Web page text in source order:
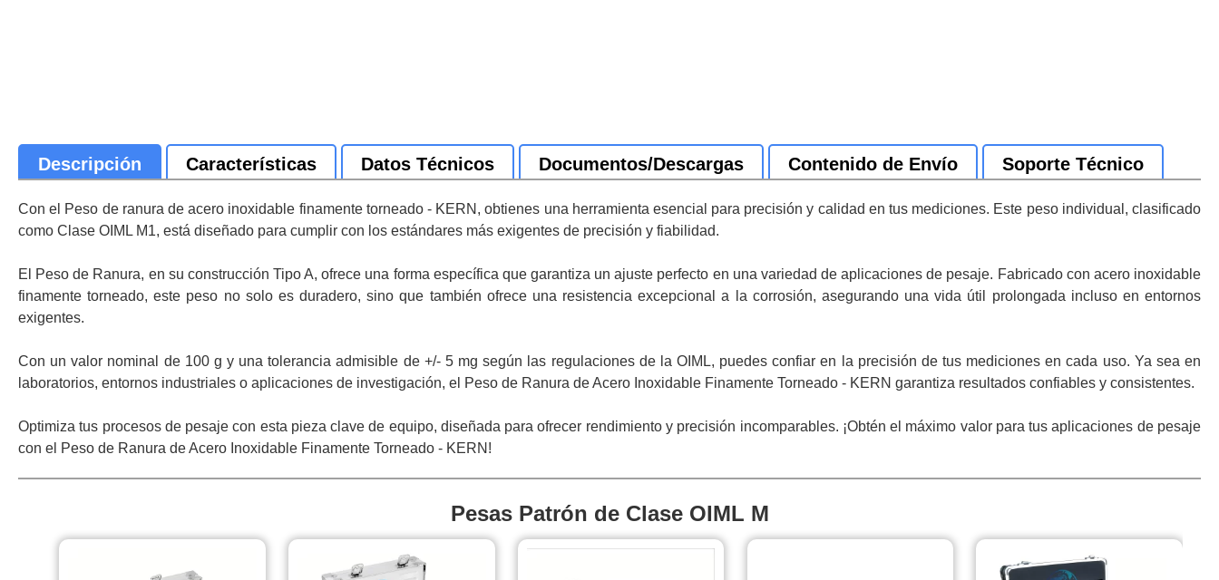
Descripción Características Datos Técnicos Documentos/Descargas Contenido de Envío Soporte Técnico
Con el Peso de ranura de acero inoxidable finamente torneado - KERN, obtienes una herramienta esencial para precisión y calidad en tus mediciones. Este peso individual, clasificado
como Clase OIML M1, está diseñado para cumplir con los estándares más exigentes de precisión y fiabilidad.
El Peso de Ranura, en su construcción Tipo A, ofrece una forma específica que garantiza un ajuste perfecto en una variedad de aplicaciones de pesaje. Fabricado con acero inoxidable
finamente torneado, este peso no solo es duradero, sino que también ofrece una resistencia excepcional a la corrosión, asegurando una vida útil prolongada incluso en entornos
exigentes.
Con un valor nominal de 100 g y una tolerancia admisible de +/- 5 mg según las regulaciones de la OIML, puedes confiar en la precisión de tus mediciones en cada uso. Ya sea en
laboratorios, entornos industriales o aplicaciones de investigación, el Peso de Ranura de Acero Inoxidable Finamente Torneado - KERN garantiza resultados confiables y consistentes.
Optimiza tus procesos de pesaje con esta pieza clave de equipo, diseñada para ofrecer rendimiento y precisión incomparables. ¡Obtén el máximo valor para tus aplicaciones de pesaje
con el Peso de Ranura de Acero Inoxidable Finamente Torneado - KERN!
Pesas Patrón de Clase OIML M